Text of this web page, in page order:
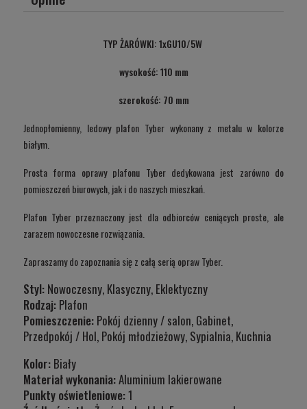
TYP ŻARÓWKI: 1xGU10/5W
wysokość: 110 mm
szerokość: 70 mm
Jednopłomienny, ledowy plafon Tyber wykonany z metalu w kolorze
białym.
Prosta forma oprawy plafonu Tyber dedykowana jest zarówno do
pomieszczeń biurowych, jak i do naszych mieszkań.
Plafon Tyber przeznaczony jest dla odbiorców ceniących proste, ale
zarazem nowoczesne rozwiązania.
Zapraszamy do zapoznania się z całą serią opraw Tyber.
Styl: Nowoczesny, Klasyczny, Eklektyczny
Rodzaj: Plafon
Pomieszczenie: Pokój dzienny / salon, Gabinet,
Przedpokój / Hol, Pokój młodzieżowy, Sypialnia, Kuchnia
Kolor: Biały
Materiał wykonania:Aluminium lakierowane
Punkty oświetleniowe:1